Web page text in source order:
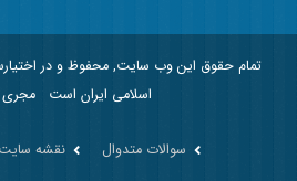
تمام حقوق این وب سایت, محفوظ و در
اسلامی ایران است
سوالات متدوال نقشه سایت